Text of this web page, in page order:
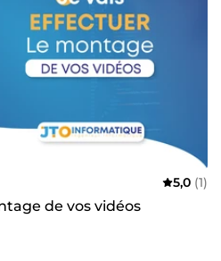
5,0 (1)
de vos vidéos